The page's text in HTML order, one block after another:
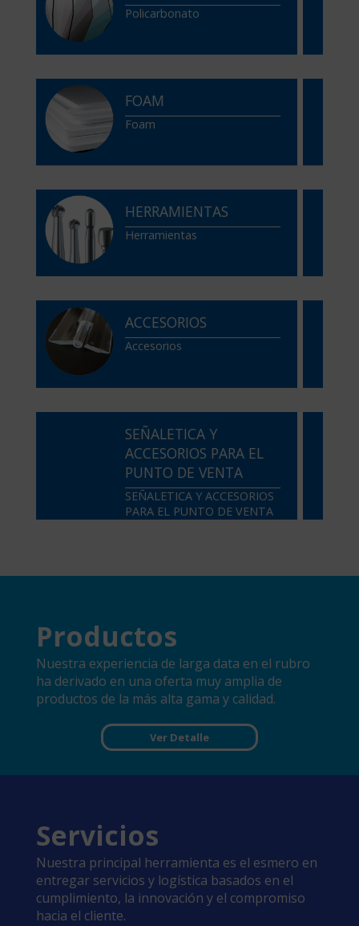
Policarbonato
FOAM
Foam
HERRAMIENTAS
Herramientas
ACCESORIOS
Accesorios
SEÑALETICA Y
ACCESORIOS PARA EL
PUNTO DE VENTA
SEÑALETICA Y ACCESORIOS
PARA EL PUNTO DE VENTA
Productos
Nuestra experiencia de larga data en el rubro
ha derivado en una oferta muy amplia de
productos de la más alta gama y calidad.
Ver Detalle
Servicios
Nuestra principal herramienta es el esmero en
entregar servicios y logística basados en el
cumplimiento, la innovación y el compromiso
hacia el cliente.